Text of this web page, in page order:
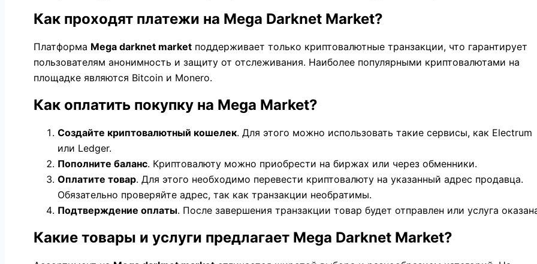
Как проходят платежи на Mega Darknet Market?
Платформа Mega darknet market поддерживает только криптовалютные транзакции, что гарантирует
пользователям анонимность и защиту от отслеживания. Наиболее популярными криптовалютами на
площадке являются Bitcoin и Monero.
Как оплатить покупку на Mega Market?
Создайте криптовалютный кошелек. Для этого можно использовать такие сервисы, как Electrum
или Ledger.
Пополните баланс. Криптовалюту можно приобрести на биржах или через обменники.
Оплатите товар. Для этого необходимо перевести криптовалюту на указанный адрес продавца.
Обязательно проверяйте адрес, так как транзакции необратимы.
Подтверждение оплаты. После завершения транзакции товар будет отправлен или услуга
Какие товары и услуги предлагает Mega Darknet Market?